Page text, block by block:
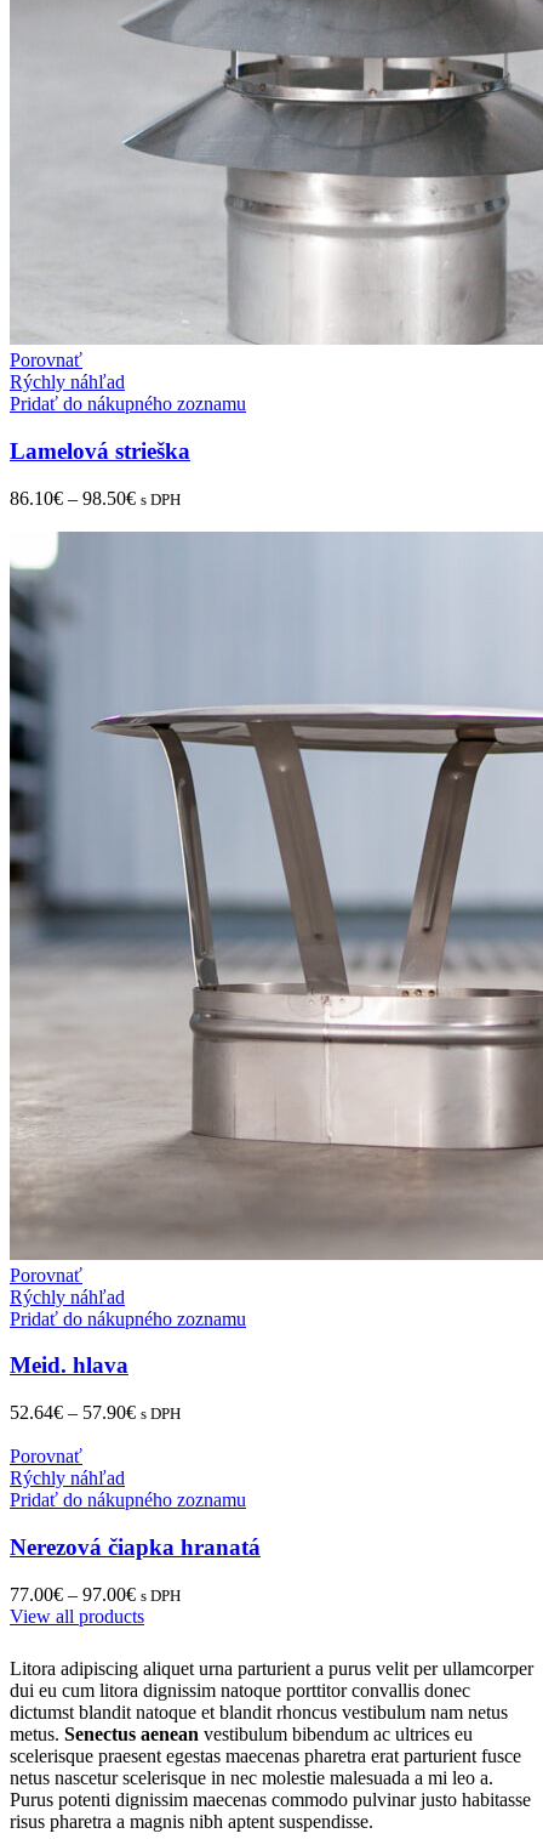
Porovnať
Rýchly náhľad
Pridať do nákupného zoznamu
Lamelová strieška
86.10€ – 98.50€ s DPH
Porovnať
Rýchly náhľad
Pridať do nákupného zoznamu
Meid. hlava
52.64€ – 57.90€ s DPH
Porovnať
Rýchly náhľad
Pridať do nákupného zoznamu
Nerezová čiapka hranatá
77.00€ – 97.00€ s DPH
View all products
Litora adipiscing aliquet urna parturient a purus velit per ullamcorper
dui eu cum litora dignissim natoque porttitor convallis donec
dictumst blandit natoque et blandit rhoncus vestibulum nam netus
metus. Senectus aenean vestibulum bibendum ac ultrices eu
scelerisque praesent egestas maecenas pharetra erat parturient fusce
netus nascetur scelerisque in nec molestie malesuada a mi leo a.
Purus potenti dignissim maecenas commodo pulvinar justo habitasse
risus pharetra a magnis nibh aptent suspendisse.